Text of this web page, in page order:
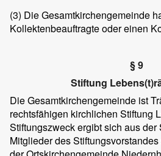
(3) Die Gesamtkirchengemeinde
Kollektenbeauftragte oder einen
§ 9
Stiftung
Die Gesamtkirchengemeinde ist
rechtsfähigen kirchlichen Stiftung
Stiftungszweck ergibt sich aus
Mitglieder des